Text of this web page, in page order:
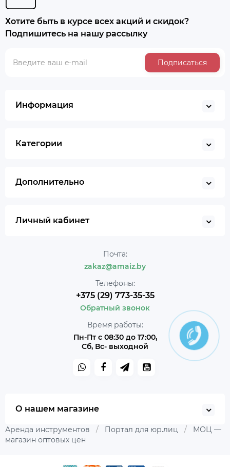
Хотите быть в курсе всех акций и скидок?
Подпишитесь на нашу рассылку
Подписаться
Информация
Категории
Дополнительно
Личный кабинет
Почта:
zakaz@amaiz.by
Телефоны:
+375 (29) 773-35-35
Обратный звонок
Время работы:
Пн-Пт с 08:30 до 17:00,
Сб, Вс- выходной
О нашем магазине
Аренда инструментов / Портал для юр.лиц /
МОЦ —
магазин оптовых цен